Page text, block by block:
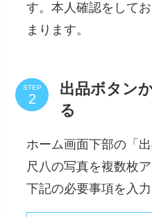
す。本人確認をして
まります。
STEP
出品ボタン
る
ホーム画面下部の「
尺八の写真を複数枚
下記の必要事項を入力